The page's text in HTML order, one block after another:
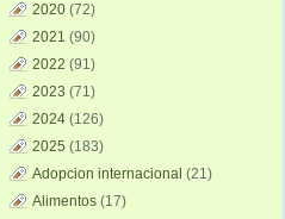
2020 (72)
2021 (90)
2022 (91)
2023 (71)
2024 (126)
2025 (183)
Adopcion internacional (21)
Alimentos (17)